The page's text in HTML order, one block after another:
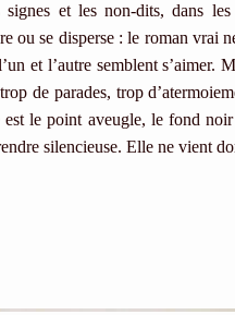
signes et les non-dits, dans
ou se disperse : le roman vrai
et l’autre semblent s’aimer.
de parades, trop
est le point aveugle, le fond
silencieuse. Elle ne vient